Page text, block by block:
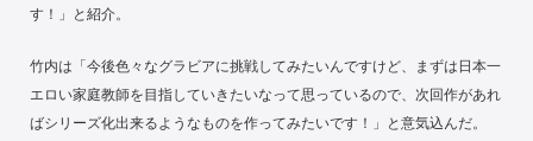
す！」と紹介。
竹内は「今後色々なグラビアに挑戦してみたいんですけど、まずは日本一
エロい家庭教師を目指していきたいなって思っているので、次回作があれ
ばシリーズ化出来るようなものを作ってみたいです！」と意気込んだ。